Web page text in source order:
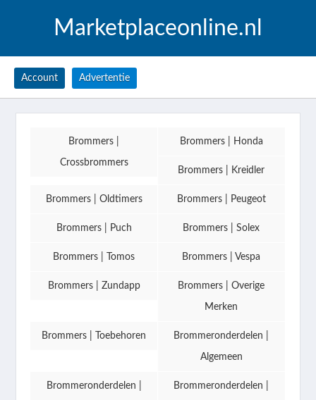
Marketplaceonline.nl
Account Advertentie
Brommers |
Crossbrommers
Brommers | Honda
Brommers | Kreidler
Brommers | Oldtimers Brommers | Peugeot
Brommers | Puch Brommers | Solex
Brommers | Tomos Brommers | Vespa
Brommers | Zundapp Brommers | Overige
Merken
Brommers | Toebehoren Brommeronderdelen |
Algemeen
Brommeronderdelen | Brommeronderdelen |